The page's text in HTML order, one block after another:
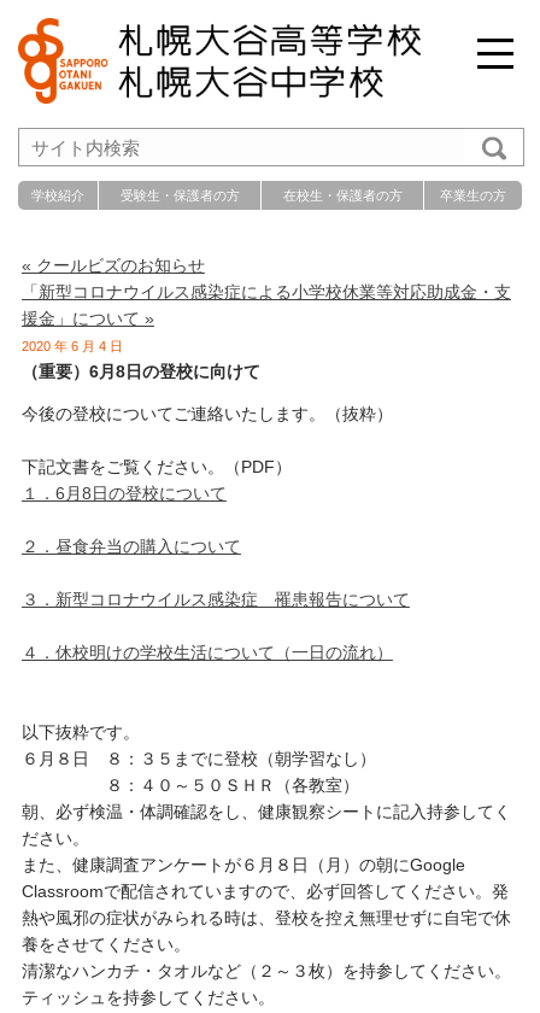
学校紹介 受験生・保護者の方 在校生・保護者の方 卒業生の方
« クールビズのお知らせ
「新型コロナウイルス感染症による小学校休業等対応助成金・支
援金」について »
2020 年 6 月 4 日
（重要）6月8日の登校に向けて
今後の登校についてご連絡いたします。（抜粋）
下記文書をご覧ください。（PDF）
１．6月8日の登校について
２．昼食弁当の購入について
３．新型コロナウイルス感染症 罹患報告について
４．休校明けの学校生活について（一日の流れ）
以下抜粋です。
６月８日 ８：３５までに登校（朝学習なし）
８：４０～５０ＳＨＲ（各教室）
朝、必ず検温・体調確認をし、健康観察シートに記入持参してく
ださい。
また、健康調査アンケートが６月８日（月）の朝にGoogle
Classroomで配信されていますので、必ず回答してください。発
熱や風邪の症状がみられる時は、登校を控え無理せずに自宅で休
養をさせてください。
清潔なハンカチ・タオルなど（２～３枚）を持参してください。
ティッシュを持参してください。